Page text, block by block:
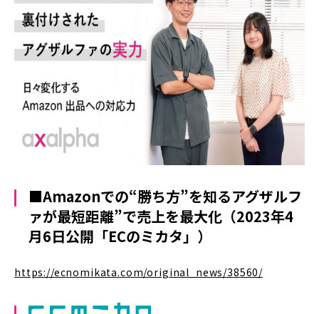
■Amazonでの“勝ち方”を知るアグザルフ
ァが最短距離”で売上を最大化 （2023年4
月6日公開「ECのミカタ」）
https://ecnomikata.com/original_news/38560/